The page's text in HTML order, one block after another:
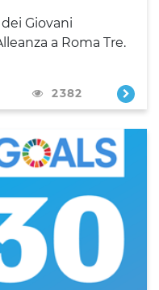
Giovani
a Roma Tre.
2382